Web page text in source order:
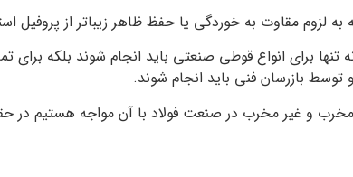
به لزوم مقاوت به خوردگی یا حفظ ظاهر زیباتر از
تنها برای انواع قوطی صنعتی باید انجام شوند بلکه
بازرسان فنی باید انجام شوند.
و غیر مخرب در صنعت فولاد با آن مواجه هستیم در